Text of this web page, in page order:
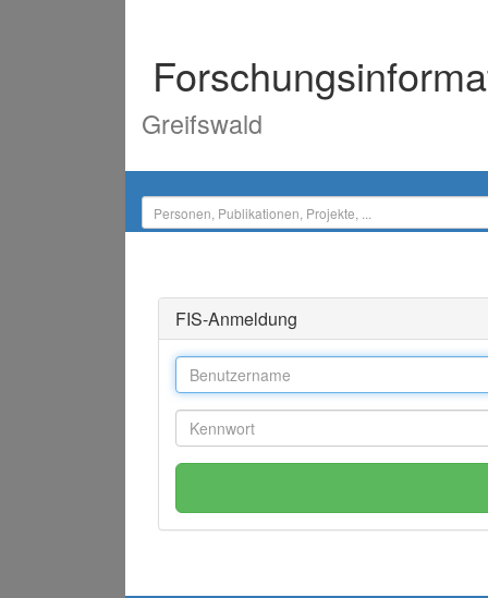
Greifswald
FIS-Anmeldung